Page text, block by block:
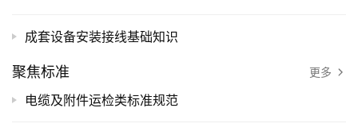
文
下
成套设备安装接线基础知识
聚焦标准 更多
电缆及附件运检类标准规范